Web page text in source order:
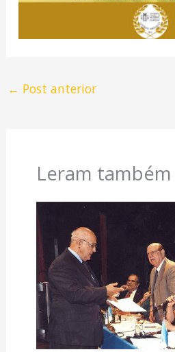
← Post anterior
Leram também